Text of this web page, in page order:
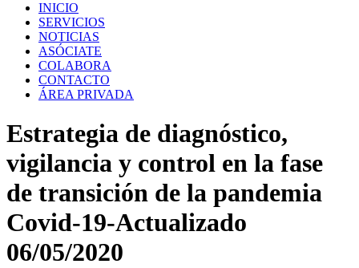
INICIO
SERVICIOS
NOTICIAS
ASÓCIATE
COLABORA
CONTACTO
ÁREA PRIVADA
Estrategia de diagnóstico,
vigilancia y control en la fase
de transición de la pandemia
Covid-19-Actualizado
06/05/2020